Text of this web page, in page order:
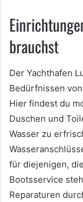
brauchst
Der Yachthafen
Bedürfnissen
Hier findest du
Duschen und
Wasser zu
für diejenigen,
Bootsservice
Reparaturen